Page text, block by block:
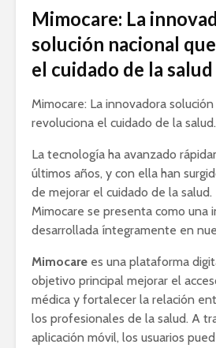
Mimocare: La
solución nacional
el cuidado de la salud
Mimocare: La innovadora
revoluciona el cuidado de la salud.
La tecnología ha avanzado
últimos años, y con ella han
de mejorar el cuidado de la
Mimocare se presenta como una
desarrollada íntegramente en
Mimocare es una plataforma
objetivo principal mejorar el
médica y fortalecer la relación
los profesionales de la salud. A
aplicación móvil, los usuarios